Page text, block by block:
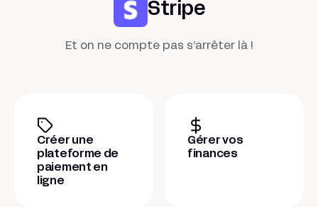
Stripe
Et on ne compte pas s’arrêter là !
Créer une
plateforme de
paiement en
ligne
Gérer vos
finances